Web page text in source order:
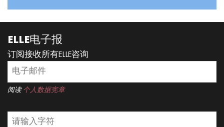
ELLE电子报
订阅接收所有ELLE咨询
阅读 个人数据宪章